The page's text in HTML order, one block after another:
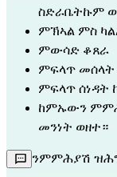
ስድራቤትኩም
ምኽኣል ምስ
ምውሳድ ቆጸራ
ምፍላጥ መሰላት
ምፍላጥ ሰነዳት
ከምኡውን
መንነት ወዘተ።
ንምምሕያሽ